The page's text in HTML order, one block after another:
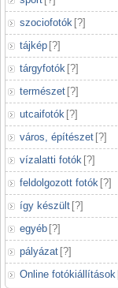
szociofotók [?]
tájkép [?]
tárgyfotók [?]
természet [?]
utcaifotók [?]
város, építészet [?]
vízalatti fotók [?]
feldolgozott fotók [?]
így készült [?]
egyéb [?]
pályázat [?]
Online fotókiállítások